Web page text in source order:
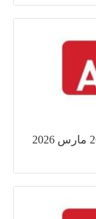
عروض الراية ماركت اليوم 13 مارس حتى 26 مارس 2026